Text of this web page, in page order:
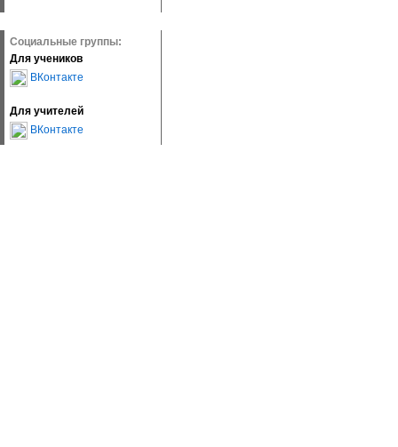
Социальные группы:
Для учеников
ВКонтакте
Для учителей
ВКонтакте